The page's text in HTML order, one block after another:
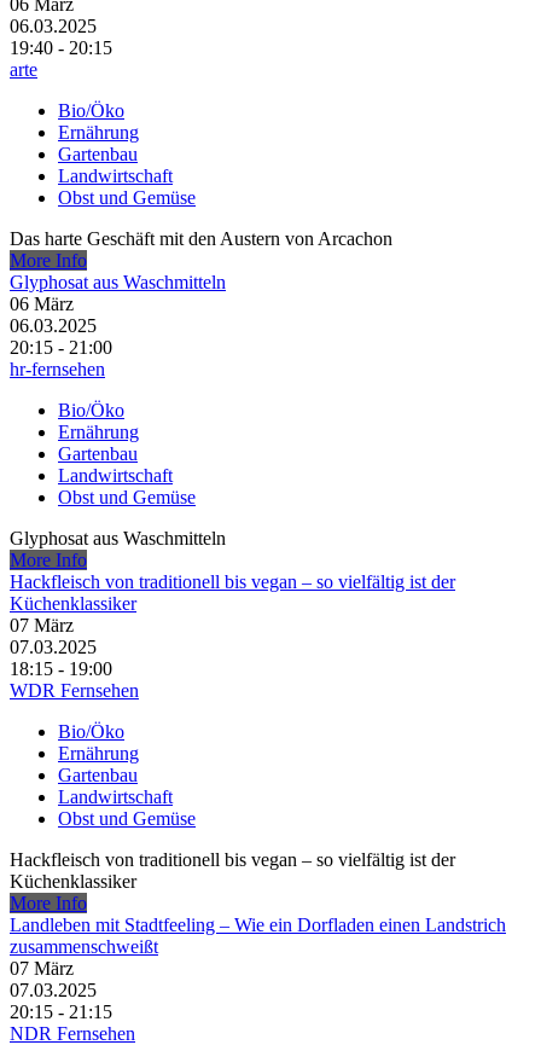
06.03.2025
19:40 - 20:15
arte
Bio/Öko
Ernährung
Gartenbau
Landwirtschaft
Obst und Gemüse
Das harte Geschäft mit den Austern von Arcachon
More Info
Glyphosat aus Waschmitteln
06 März
06.03.2025
20:15 - 21:00
hr-fernsehen
Bio/Öko
Ernährung
Gartenbau
Landwirtschaft
Obst und Gemüse
Glyphosat aus Waschmitteln
More Info
Hackfleisch von traditionell bis vegan – so vielfältig ist der
Küchenklassiker
07 März
07.03.2025
18:15 - 19:00
WDR Fernsehen
Bio/Öko
Ernährung
Gartenbau
Landwirtschaft
Obst und Gemüse
Hackfleisch von traditionell bis vegan – so vielfältig ist der
Küchenklassiker
More Info
Landleben mit Stadtfeeling – Wie ein Dorfladen einen Landstrich
zusammenschweißt
07 März
07.03.2025
20:15 - 21:15
NDR Fernsehen